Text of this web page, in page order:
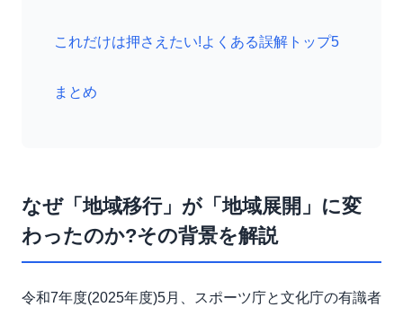
これだけは押さえたい!よくある誤解トップ5
まとめ
なぜ「地域移行」が「地域展開」に変
わったのか?その背景を解説
令和7年度(2025年度)5月、スポーツ庁と文化庁の有識者